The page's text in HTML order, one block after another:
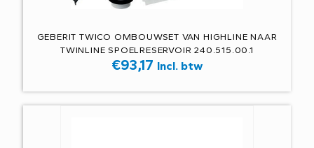
GEBERIT TWICO OMBOUWSET VAN HIGHLINE NAAR
TWINLINE SPOELRESERVOIR 240.515.00.1
€93,17 Incl. btw